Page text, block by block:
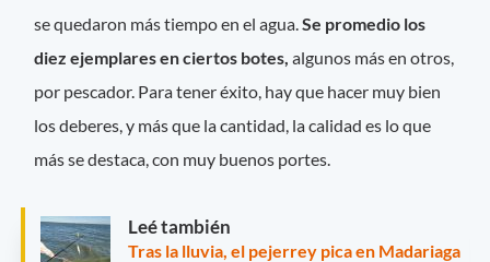
se quedaron más tiempo en el agua.Se promedio los
diez ejemplares en ciertos botes,algunos más en otros,
por pescador. Para tener éxito, hay que hacer muy bien
los deberes, y más que la cantidad, la calidad es lo que
más se destaca, con muy buenos portes.
Leé también
Tras la lluvia, el pejerrey pica en Madariaga